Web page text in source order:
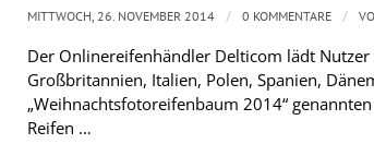
Der Onlinereifenhändler Delticom lädt
Großbritannien, Italien, Polen, Spanien,
„Weihnachtsfotoreifenbaum 2014“
Reifen …
MITTWOCH, 26. NOVEMBER 2014 / 0 KOMMENTARE /